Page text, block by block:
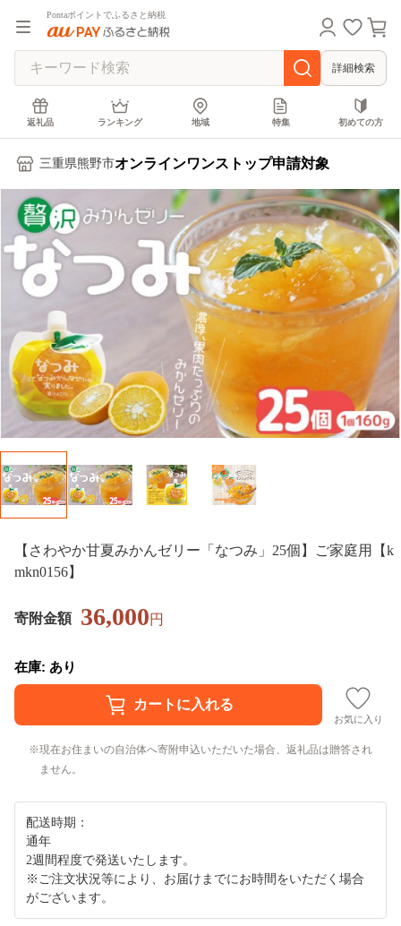
Pontaポイントでふるさと納税
詳細検索
返礼品 ランキング 地域 特集 初めての方
三重県熊野市オンラインワンストップ申請対象
【さわやか甘夏みかんゼリー「なつみ」25個】ご家庭用【k
mkn0156】
寄附金額 36,000円
在庫: あり
お気に入り
現在お住まいの自治体へ寄附申込いただいた場合、返礼品は贈答され
ません。
配送時期：
通年
2週間程度で発送いたします。
※ご注文状況等により、お届けまでにお時間をいただく場合
がございます。